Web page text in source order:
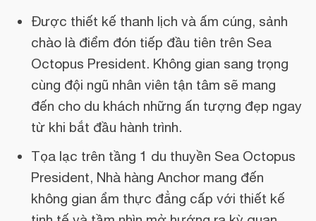
Được thiết kế thanh lịch và ấm cúng, sảnh
chào là điểm đón tiếp đầu tiên trên Sea
Octopus President. Không gian sang trọng
cùng đội ngũ nhân viên tận tâm sẽ mang
đến cho du khách những ấn tượng đẹp ngay
từ khi bắt đầu hành trình.
Tọa lạc trên tầng 1 du thuyền Sea Octopus
President, Nhà hàng Anchor mang đến
không gian ẩm thực đẳng cấp với thiết kế